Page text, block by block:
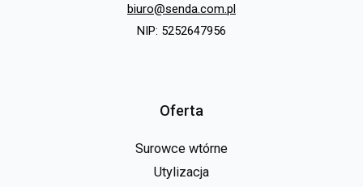
biuro@senda.com.pl
NIP: 5252647956
Oferta
Surowce wtórne
Utylizacja